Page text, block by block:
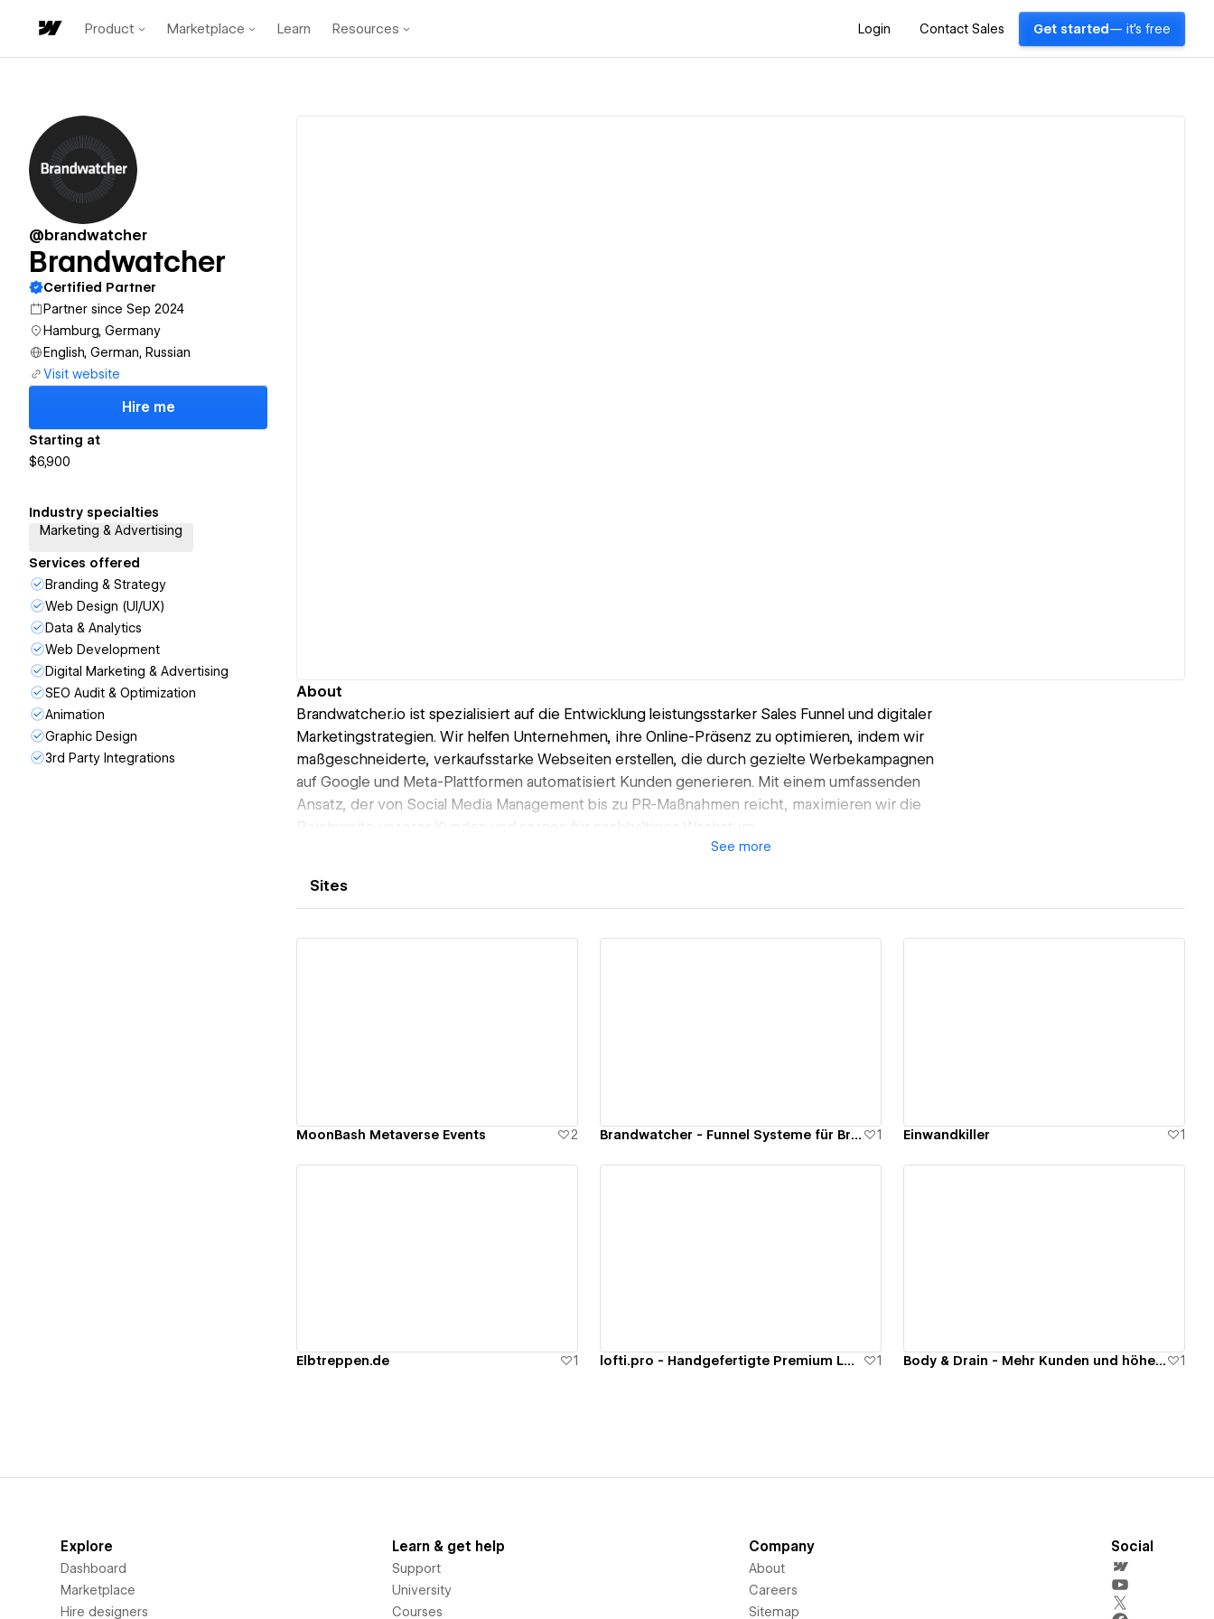
Product Marketplace Learn Resources Login Contact Sales Get started — it's free
@brandwatcher
Brandwatcher
Certified Partner
Partner since Sep 2024
Hamburg, Germany
English, German, Russian
Visit website
Hire me
Starting at
$6,900
Industry specialties
Marketing & Advertising
Services offered
Branding & Strategy
Web Design (UI/UX)
Data & Analytics
Web Development
Digital Marketing & Advertising
SEO Audit & Optimization
Animation
Graphic Design
3rd Party Integrations
About
Brandwatcher.io ist spezialisiert auf die Entwicklung leistungsstarker Sales Funnel und digitaler
Marketingstrategien. Wir helfen Unternehmen, ihre Online-Präsenz zu optimieren, indem wir
maßgeschneiderte, verkaufsstarke Webseiten erstellen, die durch gezielte Werbekampagnen
auf Google und Meta-Plattformen automatisiert Kunden generieren. Mit einem umfassenden
Ansatz, der von Social Media Management bis zu PR-Maßnahmen reicht, maximieren wir die
Reichweite unserer Kunden und sorgen für nachhaltiges Wachstum.
See more
Sites
MoonBash Metaverse Events 2 Brandwatcher - Funnel Systeme für Brands und Personenmarken für höhere Verkaufszahlen 1 Einwandkiller 1
Elbtreppen.de 1 lofti.pro - Handgefertigte Premium Lofttüren 1 Body & Drain - Mehr Kunden und höhere Umsätze mit Liposana 1
Explore
Dashboard
Marketplace
Hire designers
Learn & get help
Support
University
Courses
Company
About
Careers
Sitemap
Social